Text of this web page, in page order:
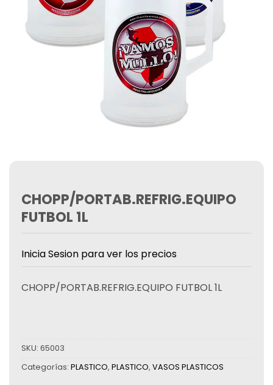
CHOPP/PORTAB.REFRIG.EQUIPO
FUTBOL 1L
Inicia Sesion para ver los precios
CHOPP/PORTAB.REFRIG.EQUIPO FUTBOL 1L
SKU: 65003
Categorías: PLASTICO, PLASTICO, VASOS PLASTICOS